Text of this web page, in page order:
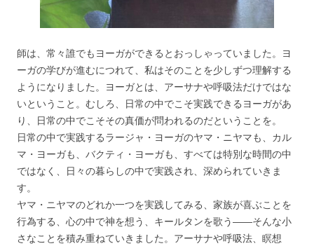
師は、常々誰でもヨーガができるとおっしゃっていました。ヨ
ーガの学びが進むにつれて、私はそのことを少しずつ理解する
ようになりました。ヨーガとは、アーサナや呼吸法だけではな
いということ。むしろ、日常の中でこそ実践できるヨーガがあ
り、日常の中でこそその真価が問われるのだということを。
日常の中で実践するラージャ・ヨーガのヤマ・ニヤマも、カル
マ・ヨーガも、バクティ・ヨーガも、すべては特別な時間の中
ではなく、日々の暮らしの中で実践され、深められていきま
す。
ヤマ・ニヤマのどれか一つを実践してみる、家族が喜ぶことを
行為する、心の中で神を想う、キールタンを歌う――そんな小
さなことを積み重ねていきました。アーサナや呼吸法、瞑想